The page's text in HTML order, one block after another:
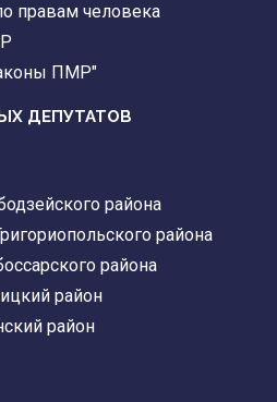
правам человека
ПМР"
ДЕПУТАТОВ
района
района
района
район
район